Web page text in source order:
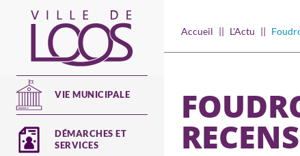
principal
Main
navigation
VIE MUNICIPALE
DÉMARCHES ET
SERVICES
Accueil L'Actu